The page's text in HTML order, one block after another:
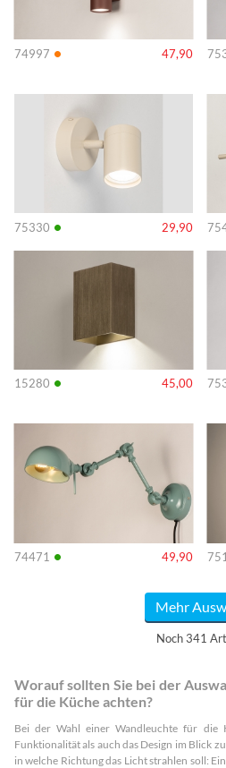
74997 • 47,90
75330 • 29,90
Info Info
15280 • 45,00
Info Info
74471 • 49,90
Info Info
Mehr
Noch 341
Worauf sollten Sie bei der
für die Küche achten?
Bei der Wahl einer Wandleuchte für die
Funktionalität als auch das Design im Blick
in welche Richtung das Licht strahlen soll: